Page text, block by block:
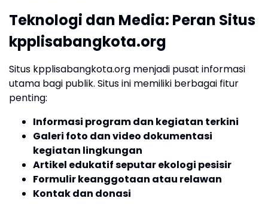
Teknologi dan Media: Peran Situs
kpplisabangkota.org
Situs kpplisabangkota.org menjadi pusat informasi
utama bagi publik. Situs ini memiliki berbagai fitur
penting:
Informasi program dan kegiatan terkini
Galeri foto dan video dokumentasi
kegiatan lingkungan
Artikel edukatif seputar ekologi pesisir
Formulir keanggotaan atau relawan
Kontak dan donasi